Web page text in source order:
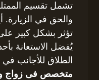
تشمل تقسيم
والحق في الزيارة.
تؤثر بشكل كبير
يُفضل الاستعانة
الطلاق للأجانب في
متخصص فى زواج